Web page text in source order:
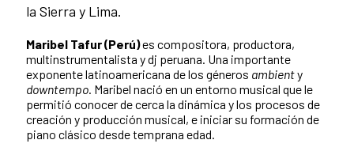
la Sierra y Lima.
Maribel Tafur (Perú)es compositora, productora,
multinstrumentalista y dj peruana. Una importante
exponente latinoamericana de los géneros ambienty
downtempo. Maribel nació en un entorno musical que le
permitió conocer de cerca la dinámica y los procesos de
creación y producción musical, e iniciar su formación de
piano clásico desde temprana edad.